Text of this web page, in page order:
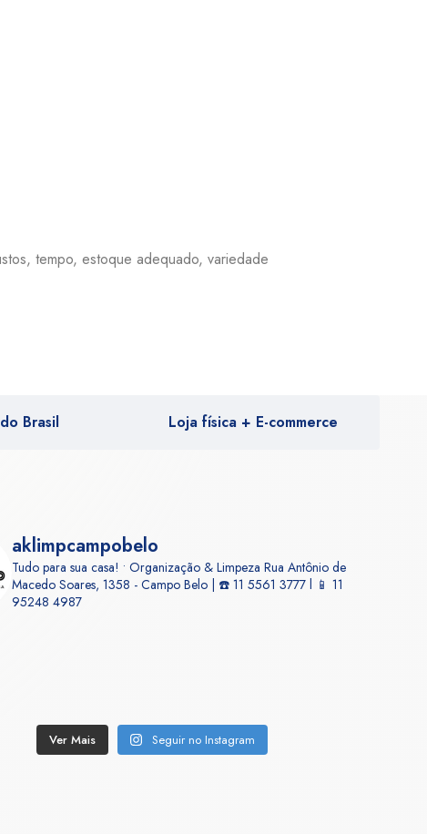
tempo, estoque adequado, variedade
Brasil Loja física + E-commerce
aklimpcampobelo
Tudo para sua casa! • Organização & Limpeza Rua Antônio de
Macedo Soares, 1358 - Campo Belo | ☎️ 11 5561 3777 l 📱 11
95248 4987
Ver Mais Seguir no Instagram